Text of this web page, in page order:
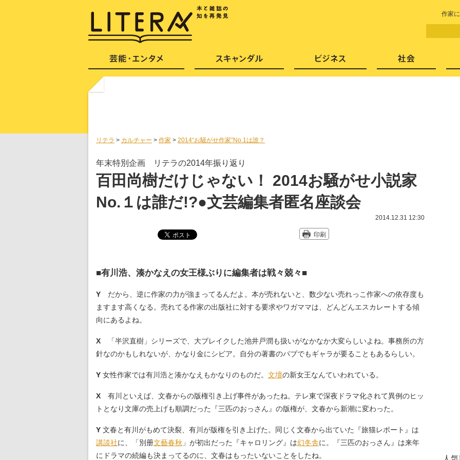
作家
リテラ > カルチャー > 作家 > 2014“お騒がせ作家”No.1は誰？
年末特別企画 リテラの2014年振り返り
百田尚樹だけじゃない！ 2014お騒がせ小説家
No.１は誰だ!?●文芸編集者匿名座談会
2014.12.31 12:30
印刷
■有川浩、湊かなえの女王様ぶりに編集者は戦々兢々■
Y だから、逆に作家の力が強まってるんだよ。本が売れないと、数少ない売れっこ作家への依存度も
ますます高くなる。売れてる作家の出版社に対する要求やワガママは、どんどんエスカレートする傾
向にあるよね。
X 「半沢直樹」シリーズで、大ブレイクした池井戸潤も扱いがなかなか大変らしいよね。事務所の方
針なのかもしれないが、かなり金にシビア。自分の著書のパブでもギャラが要ることもあるらしい。
Y 女性作家では有川浩と湊かなえもかなりのものだ。 文壇の新女王なんていわれている。
X 有川といえば、文春からの版権引き上げ事件があったね。テレ東で深夜ドラマ化されて異例のヒッ
トとなり文庫の売上げも順調だった『三匹のおっさん』の版権が、文春から新潮に変わった。
Y 文春と有川がもめて決裂、有川が版権を引き上げた。同じく文春から出ていた『旅猫レポート』は
講談社に、「別册文藝春秋 」が初出だった『キャロリング』は幻冬舎に。『三匹のおっさん』は来年
にドラマの続編も決まってるのに、文春はもったいないことをしたね。
芸能・エンタメ スキャンダル